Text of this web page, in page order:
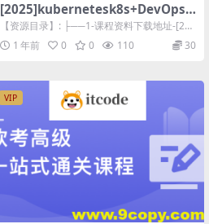
[2025]kubernetesk8s+DevOps
云原生全栈技术基于世界1000强实
战课程
【资源目录】: ├──1-课程资料下载地址-[202
4]kubernetesk8...
1 年前 0 0 110 30
VIP